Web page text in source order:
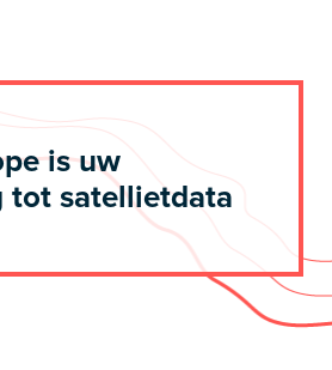
is uw
tot satellietdata